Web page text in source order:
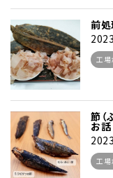
前
工場
節（
お話
工場